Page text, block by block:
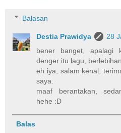
Balasan
Destia Prawidya
28
bener banget, apalagi
denger itu lagu,
eh iya, salam kenal,
saya.
maaf berantakan,
hehe :D
Balas